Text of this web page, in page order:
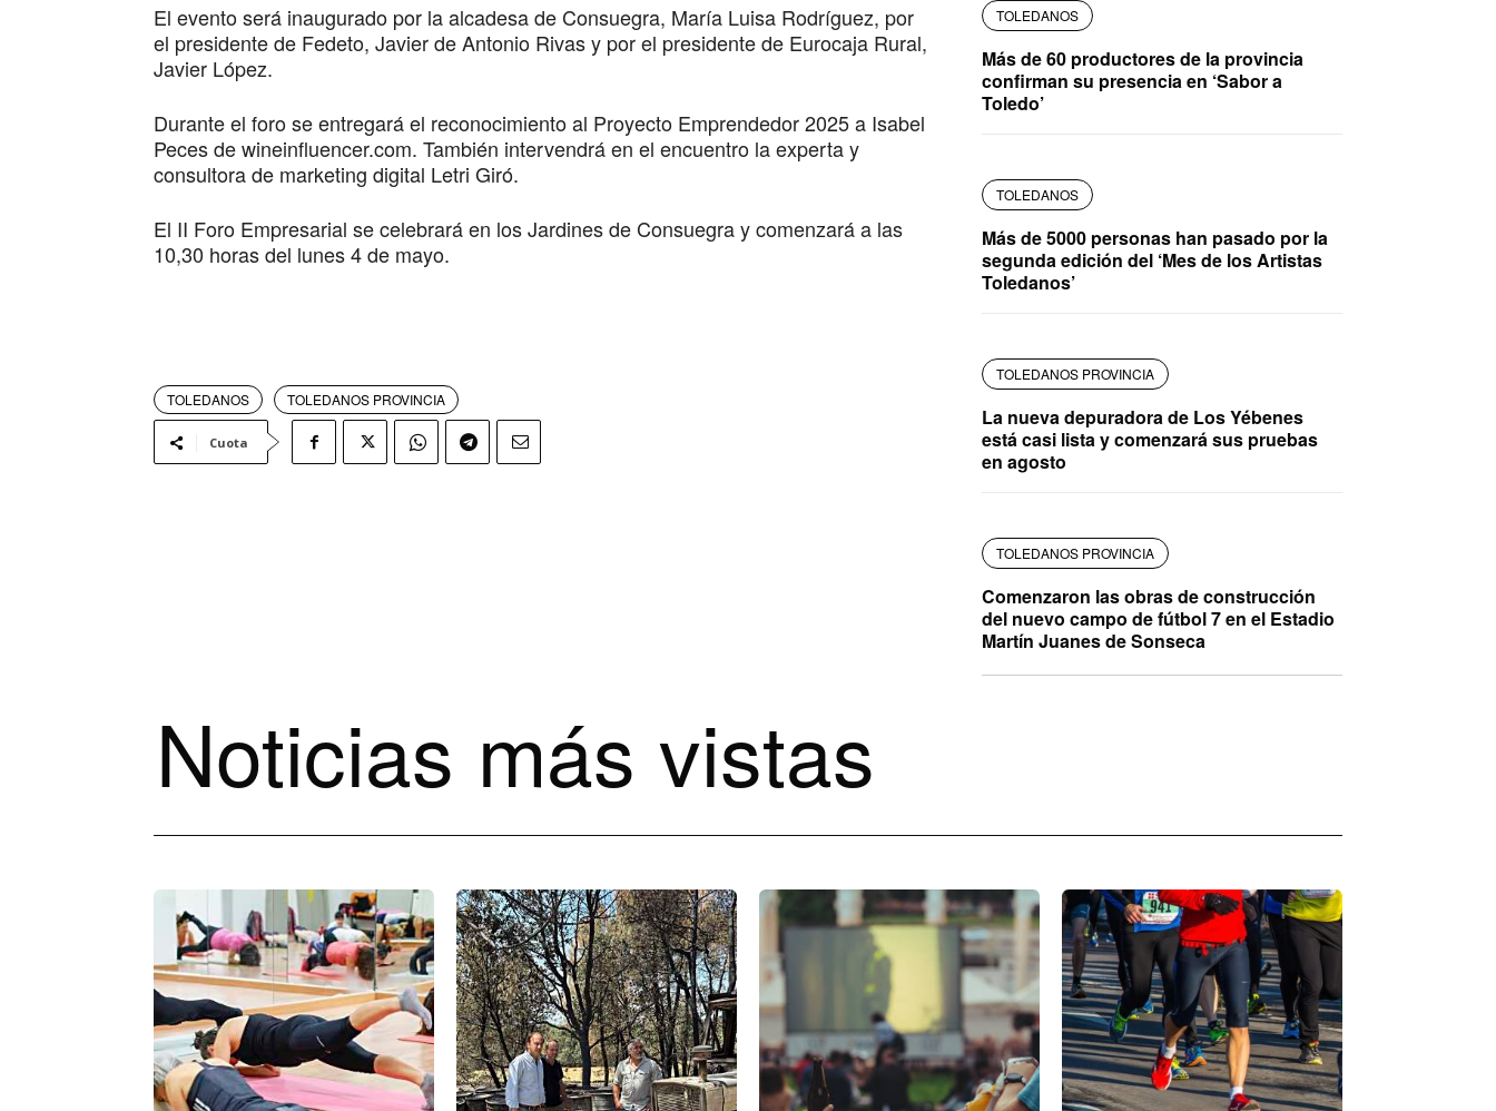
El evento será inaugurado por la alcadesa de Consuegra, María Luisa Rodríguez, por
el presidente de Fedeto, Javier de Antonio Rivas y por el presidente de Eurocaja Rural,
Javier López.
Durante el foro se entregará el reconocimiento al Proyecto Emprendedor 2025 a Isabel
Peces de wineinfluencer.com. También intervendrá en el encuentro la experta y
consultora de marketing digital Letri Giró.
El II Foro Empresarial se celebrará en los Jardines de Consuegra y comenzará a las
10,30 horas del lunes 4 de mayo.
TOLEDANOS TOLEDANOS PROVINCIA
Cuota
TOLEDANOS
Más de 60 productores de la provincia
confirman su presencia en ‘Sabor a
Toledo’
TOLEDANOS
Más de 5000 personas han pasado por la
segunda edición del ‘Mes de los Artistas
Toledanos’
TOLEDANOS PROVINCIA
La nueva depuradora de Los Yébenes
está casi lista y comenzará sus pruebas
en agosto
TOLEDANOS PROVINCIA
Comenzaron las obras de construcción
del nuevo campo de fútbol 7 en el Estadio
Martín Juanes de Sonseca
Noticias más vistas